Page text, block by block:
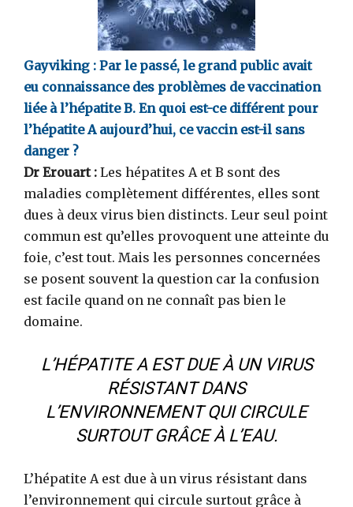
Gayviking : Par le passé, le grand public avait
eu connaissance des problèmes de vaccination
liée à l’hépatite B. En quoi est-ce différent pour
l’hépatite A aujourd’hui, ce vaccin est-il sans
danger ?
Dr Erouart : Les hépatites A et B sont des
maladies complètement différentes, elles sont
dues à deux virus bien distincts. Leur seul point
commun est qu’elles provoquent une atteinte du
foie, c’est tout. Mais les personnes concernées
se posent souvent la question car la confusion
est facile quand on ne connaît pas bien le
domaine.
L’HÉPATITE A EST DUE À UN VIRUS
RÉSISTANT DANS
L’ENVIRONNEMENT QUI CIRCULE
SURTOUT GRÂCE À L’EAU.
L’hépatite A est due à un virus résistant dans
l’environnement qui circule surtout grâce à